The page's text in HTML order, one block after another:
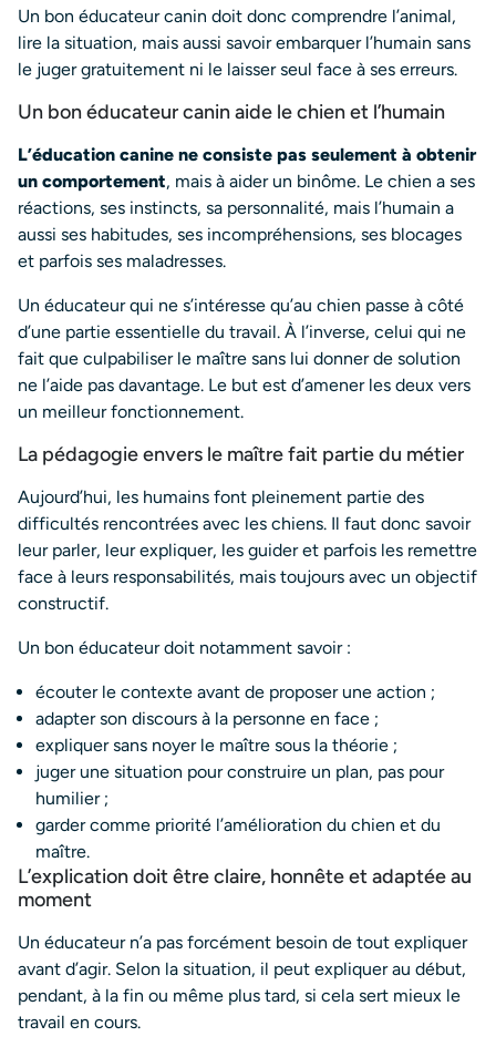
Un bon éducateur canin doit donc comprendre l’animal,
lire la situation, mais aussi savoir embarquer l’humain sans
le juger gratuitement ni le laisser seul face à ses erreurs.
Un bon éducateur canin aide le chien et l’humain
L’éducation canine ne consiste pas seulement à obtenir
un comportement, mais à aider un binôme. Le chien a ses
réactions, ses instincts, sa personnalité, mais l’humain a
aussi ses habitudes, ses incompréhensions, ses blocages
et parfois ses maladresses.
Un éducateur qui ne s’intéresse qu’au chien passe à côté
d’une partie essentielle du travail. À l’inverse, celui qui ne
fait que culpabiliser le maître sans lui donner de solution
ne l’aide pas davantage. Le but est d’amener les deux vers
un meilleur fonctionnement.
La pédagogie envers le maître fait partie du métier
Aujourd’hui, les humains font pleinement partie des
difficultés rencontrées avec les chiens. Il faut donc savoir
leur parler, leur expliquer, les guider et parfois les remettre
face à leurs responsabilités, mais toujours avec un objectif
constructif.
Un bon éducateur doit notamment savoir :
écouter le contexte avant de proposer une action ;
adapter son discours à la personne en face ;
expliquer sans noyer le maître sous la théorie ;
juger une situation pour construire un plan, pas pour
humilier ;
garder comme priorité l’amélioration du chien et du
maître.
L’explication doit être claire, honnête et adaptée au
moment
Un éducateur n’a pas forcément besoin de tout expliquer
avant d’agir. Selon la situation, il peut expliquer au début,
pendant, à la fin ou même plus tard, si cela sert mieux le
travail en cours.